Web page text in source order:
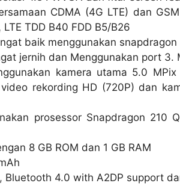
CDMA (4G LTE) dan
TDD B40 FDD B5/B26
baik menggunakan
jernih dan Menggunakan port 3.
kamera utama 5.0
rekording HD (720P) dan
prosessor Snapdragon 210
8 GB ROM dan 1 GB RAM
Bluetooth 4.0 with A2DP support